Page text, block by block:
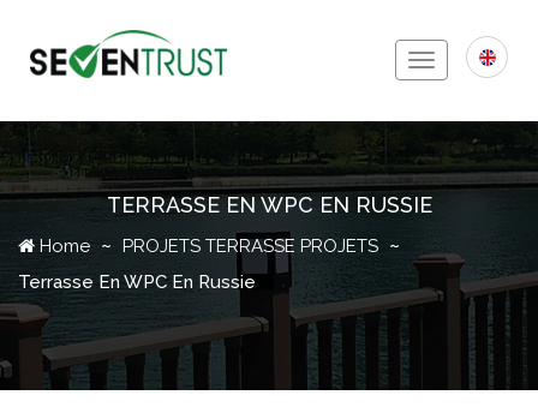
Toggle
navigation
TERRASSE EN WPC EN RUSSIE
Icon
Home PROJETS TERRASSE PROJETS
Terrasse En WPC En Russie